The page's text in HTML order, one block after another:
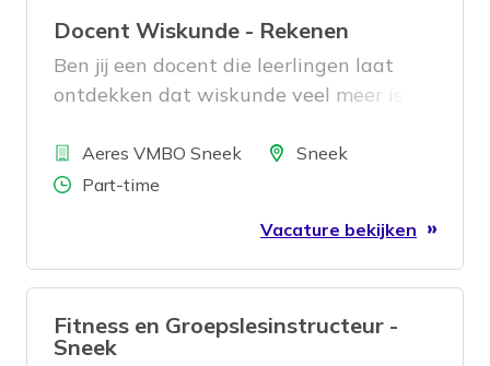
Docent Wiskunde - Rekenen
Ben jij een docent die leerlingen laat
ontdekken dat wiskunde veel meer is
stof begrijpelijk maken en leerlingen
helpen om stap voor stap
BedrijfAeres VMBO Sneek LocatieSneek
Aantal uren
Part-time
Vacature bekijken
Fitness en Groepslesinstructeur -
Sneek